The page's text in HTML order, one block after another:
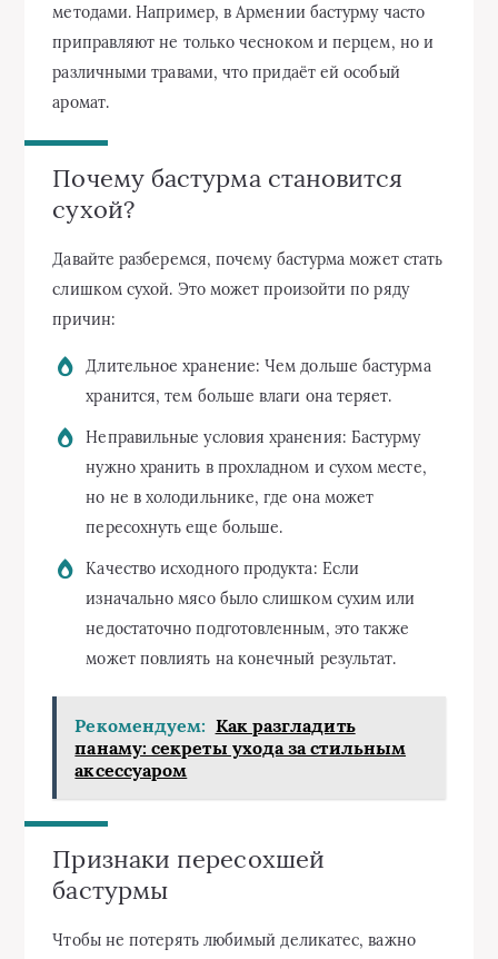
методами. Например, в Армении бастурму часто
приправляют не только чесноком и перцем, но и
различными травами, что придаёт ей особый
аромат.
Почему бастурма становится
сухой?
Давайте разберемся, почему бастурма может стать
слишком сухой. Это может произойти по ряду
причин:
Длительное хранение: Чем дольше бастурма
хранится, тем больше влаги она теряет.
Неправильные условия хранения: Бастурму
нужно хранить в прохладном и сухом месте,
но не в холодильнике, где она может
пересохнуть еще больше.
Качество исходного продукта: Если
изначально мясо было слишком сухим или
недостаточно подготовленным, это также
может повлиять на конечный результат.
Рекомендуем: Как разгладить
панаму: секреты ухода за стильным
аксессуаром
Признаки пересохшей
бастурмы
Чтобы не потерять любимый деликатес, важно